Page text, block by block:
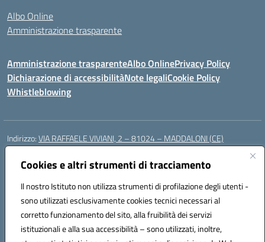
Cookies e altri strumenti di tracciamento
Il nostro Istituto non utilizza strumenti di profilazione degli utenti -
sono utilizzati esclusivamente cookies tecnici necessari al
corretto funzionamento del sito, alla fruibilità dei servizi
istituzionali e alla sua accessibilità – sono utilizzati, inoltre,
Albo Online
Amministrazione trasparente
Amministrazione trasparenteAlbo OnlinePrivacy Policy
Dichiarazione di accessibilitàNote legaliCookie Policy
Whistleblowing
Indirizzo:VIA RAFFAELE VIVIANI, 2 – 81024 – MADDALONI (CE)
Centralino:
Posta elettronica certificata (PEC):ceic8av00r@pec.istruzione.it
Codice fiscale: 93086020612
Codice meccanografico:CEIC8AV00R
Codice Indice delle Pubbliche Amministrazioni (IPA): icamm
Codice unico di fatturazione (CUF): UF8WE6